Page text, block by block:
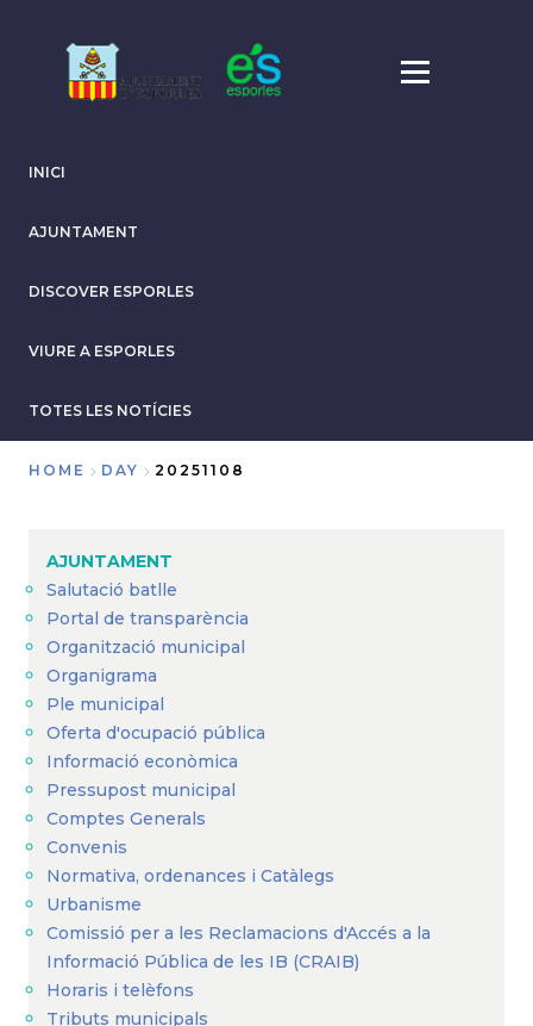
INICI
AJUNTAMENT
DISCOVER ESPORLES
VIURE A ESPORLES
TOTES LES NOTÍCIES
HOME DAY 20251108
AJUNTAMENT
Salutació batlle
Portal de transparència
Organització municipal
Organigrama
Ple municipal
Oferta d'ocupació pública
Informació econòmica
Pressupost municipal
Comptes Generals
Convenis
Normativa, ordenances i Catàlegs
Urbanisme
Comissió per a les Reclamacions d'Accés a la
Informació Pública de les IB (CRAIB)
Horaris i telèfons
Tributs municipals